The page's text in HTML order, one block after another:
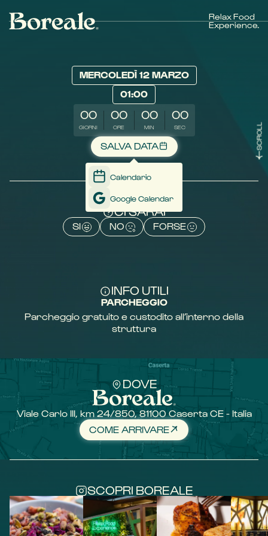
Relax Food
Experience.
MERCOLEDÌ 12 MARZO
01:00
00
GIORNI
00
ORE
00
MIN
00
SEC
SALVA DATA
Calendario
Google Calendar
SCROLL
CI SARAI
SI NO FORSE
INFO UTILI
PARCHEGGIO
Parcheggio gratuito e custodito all’interno della
struttura
DOVE
Viale Carlo III, km 24/850, 81100 Caserta CE - Italia
COME ARRIVARE
SCOPRI BOREALE